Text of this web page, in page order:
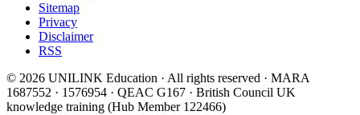
Sitemap
Privacy
Disclaimer
RSS
© 2026 UNILINK Education · All rights reserved · MARA
1687552 · 1576954 · QEAC G167 · British Council UK
knowledge training (Hub Member 122466)